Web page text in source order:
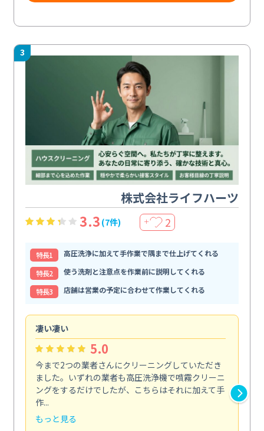
3
株式会社ライフハーツ
3.3 (7件) ＋ 2
特⻑1
高圧洗浄に加えて手作業で隅まで仕上げてくれる
特⻑2
使う洗剤と注意点を作業前に説明してくれる
特⻑3
店舗は営業の予定に合わせて作業してくれる
凄い凄い
5.0
今まで2つの業者さんにクリーニングしていただき
ました。いずれの業者も高圧洗浄機で噴霧クリーニ
ングをするだけでしたが、こちらはそれに加えて手
作...
もっと見る